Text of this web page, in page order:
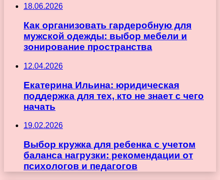
18.06.2026
Как организовать гардеробную для
мужской одежды: выбор мебели и
зонирование пространства
12.04.2026
Екатерина Ильина: юридическая
поддержка для тех, кто не знает с чего
начать
19.02.2026
Выбор кружка для ребенка с учетом
баланса нагрузки: рекомендации от
психологов и педагогов